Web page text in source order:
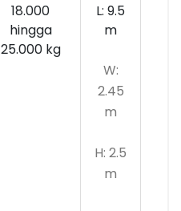
18.000
hingga
25.000 kg
L: 9.5
m
W:
2.45
m
H: 2.5
m